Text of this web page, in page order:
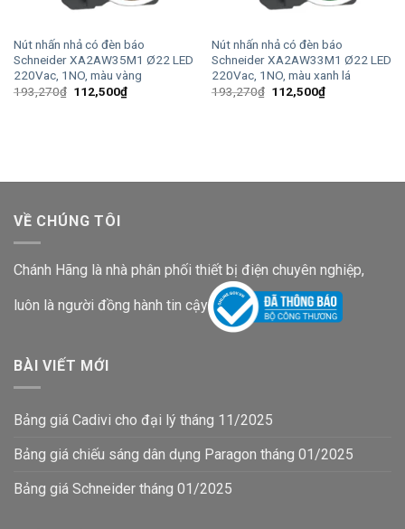
Nút nhấn nhả có đèn báo
Schneider XA2AW35M1 Ø22 LED
220Vac, 1NO, màu vàng
193,270₫ Giá
112,500₫Giá
hiện
Nút nhấn nhả có đèn báo
Schneider XA2AW33M1 Ø22 LED
220Vac, 1NO, màu xanh lá
193,270₫ Giá
112,500₫Giá
hiện
VỀ CHÚNG TÔI
Chánh Hãng là nhà phân phối thiết bị điện chuyên nghiệp,
luôn là người đồng hành tin cậy
BÀI VIẾT MỚI
Bảng giá Cadivi cho đại lý tháng 11/2025
Bảng giá chiếu sáng dân dụng Paragon tháng 01/2025
Bảng giá Schneider tháng 01/2025